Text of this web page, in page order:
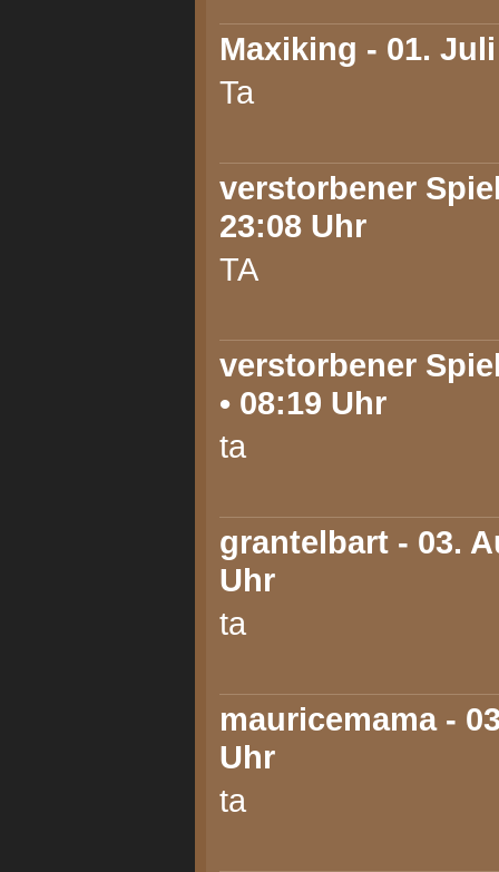
Maxiking - 01.
Ta
verstorbener
23:08 Uhr
TA
verstorbener
• 08:19 Uhr
ta
grantelbart - 03.
Uhr
ta
mauricemama-
Uhr
ta